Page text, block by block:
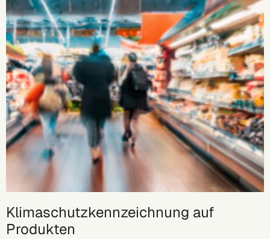
Klimaschutzkennzeichnung auf
Produkten